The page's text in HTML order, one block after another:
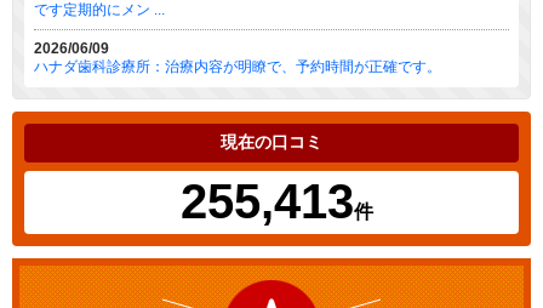
です定期的にメン ...
2026/06/09
ハナダ歯科診療所：治療内容が明瞭で、予約時間が正確です。
現在の口コミ
255,413件